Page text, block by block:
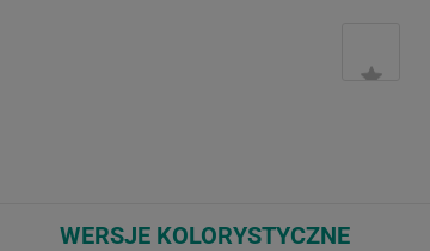
WERSJE KOLORYSTYCZNE